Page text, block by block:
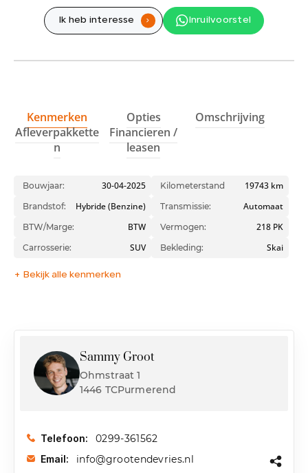
Ik heb interesse . Inruilvoorstel
Kenmerken Opties
Omschrijving
Afleverpakkette
n
Financieren /
leasen
Bouwjaar: 30-04-2025 Kilometerstand 19743 km
Brandstof: Hybride (Benzine) Transmissie: Automaat
BTW/Marge: BTW Vermogen: 218 PK
Carrosserie: SUV Bekleding: Skai
+ Bekijk alle kenmerken
Sammy Groot
Ohmstraat 1
1446 TCPurmerend
Telefoon: 0299-361562
Email: info@grootendevries.nl